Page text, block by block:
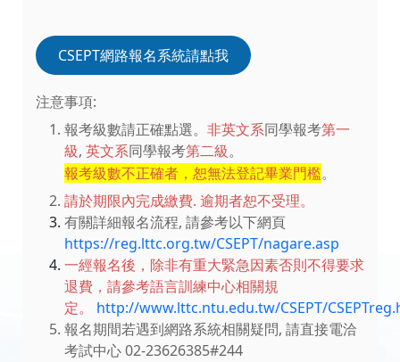
CSEPT網路報名系統請點我
注意事項:
報考級數請正確點選。 非英文系同學報考第一
級, 英文系同學報考第二級。
報考級數不正確者，恕無法登記畢業門檻。
請於期限內完成繳費. 逾期者恕不受理。
有關詳細報名流程, 請參考以下網頁
https://reg.lttc.org.tw/CSEPT/nagare.asp
一經報名後，除非有重大緊急因素否則不得要求
退費，請參考語言訓練中心相關規
定。
http://www.lttc.ntu.edu.tw/CSEPT/
報名期間若遇到網路系統相關疑問, 請直接電洽
考試中心 02-23626385#244